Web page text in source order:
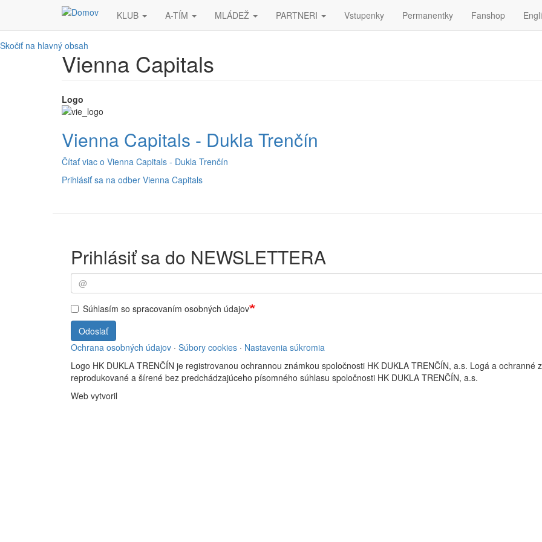
Skočiť na hlavný obsah
KLUB A-TÍM MLÁDEŽ PARTNERI Vstupenky Permanentky Fanshop
Vienna Capitals
Logo
Vienna Capitals - Dukla Trenčín
Čítať viac o Vienna Capitals - Dukla Trenčín
Prihlásiť sa na odber Vienna Capitals
Prihlásiť sa do NEWSLETTERA
Súhlasím so spracovaním osobných údajov
Odoslať
Ochrana osobných údajov · Súbory cookies · Nastavenia súkromia
Logo HK DUKLA TRENČÍN je registrovanou ochrannou známkou spoločnosti HK DUKLA TRENČÍN, a.s. Logá a ochranné
reprodukované a šírené bez predchádzajúceho písomného súhlasu spoločnosti HK DUKLA TRENČÍN, a.s.
Web vytvoril